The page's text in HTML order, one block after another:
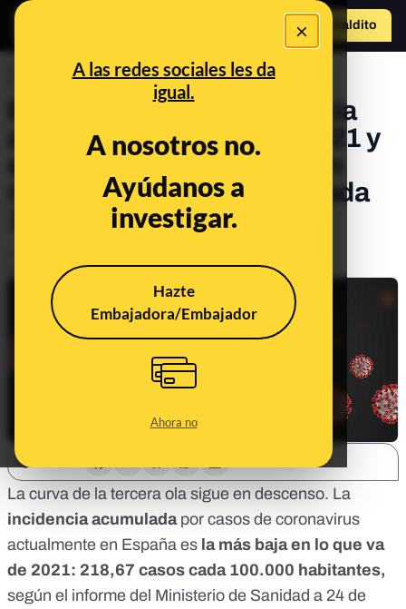
×
A las redes sociales les da
igual.
A nosotros no.
Ayúdanos a
investigar.
Hazte
Embajadora/Embajador
Ahora no
Hazte Maldito
CONTROL DEL PODER
España registra la incidencia
acumulada más baja de 2021 y
sale del riesgo extremo con
menos de 250 casos por cada
100.000 habitantes
Actualizado elFeb 24, 2021, 7:06:04 PM
La curva de la tercera ola sigue en descenso. La
incidencia acumuladapor casos de coronavirus
actualmente en España es la más baja en lo que va
de 2021: 218,67 casos cada 100.000 habitantes,
según el informe del Ministerio de Sanidad a 24 de